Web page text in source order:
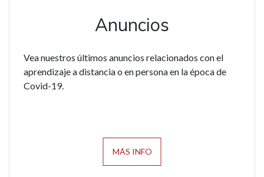
Anuncios
Vea nuestros últimos anuncios relacionados con el
aprendizaje a distancia o en persona en la época de
Covid-19.
MÁS INFO